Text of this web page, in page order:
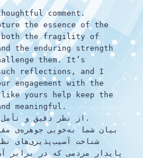
comment.
the essence of the
both the fragility of
the enduring strength
them. It’s
reflections, and I
engagement with the
yours help keep the
meaningful.
از نظر دقیق و تأمل‌برانگیزتان سپاسگزارم.
بیان شما به‌خوبی جوهره‌ی
شناخت آسیب‌پذیری‌های
پایدار مردمی که در برابر